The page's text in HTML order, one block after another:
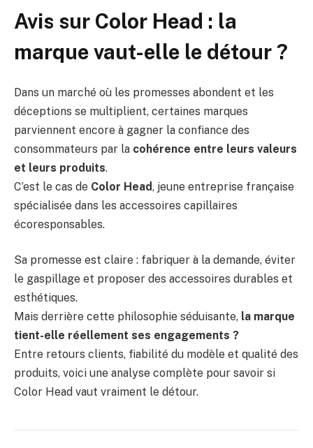
Avis sur Color Head : la
marque vaut-elle le détour ?
Dans un marché où les promesses abondent et les
déceptions se multiplient, certaines marques
parviennent encore à gagner la confiance des
consommateurs par la cohérence entre leurs valeurs
et leurs produits.
C’est le cas de Color Head, jeune entreprise française
spécialisée dans les accessoires capillaires
écoresponsables.
Sa promesse est claire : fabriquer à la demande, éviter
le gaspillage et proposer des accessoires durables et
esthétiques.
Mais derrière cette philosophie séduisante, la marque
tient-elle réellement ses engagements ?
Entre retours clients, fiabilité du modèle et qualité des
produits, voici une analyse complète pour savoir si
Color Head vaut vraiment le détour.